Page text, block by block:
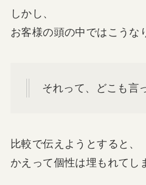
しかし、
お客様の頭の中ではこうな
それって、どこも言
比較で伝えようとすると、
かえって個性は埋もれてし